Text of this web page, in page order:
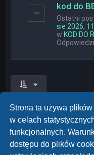
Strona ta używa
w celach
funkcjonalnych.
dostępu do plików
kod do
Ostatni
sie 2026,
w KOD DO